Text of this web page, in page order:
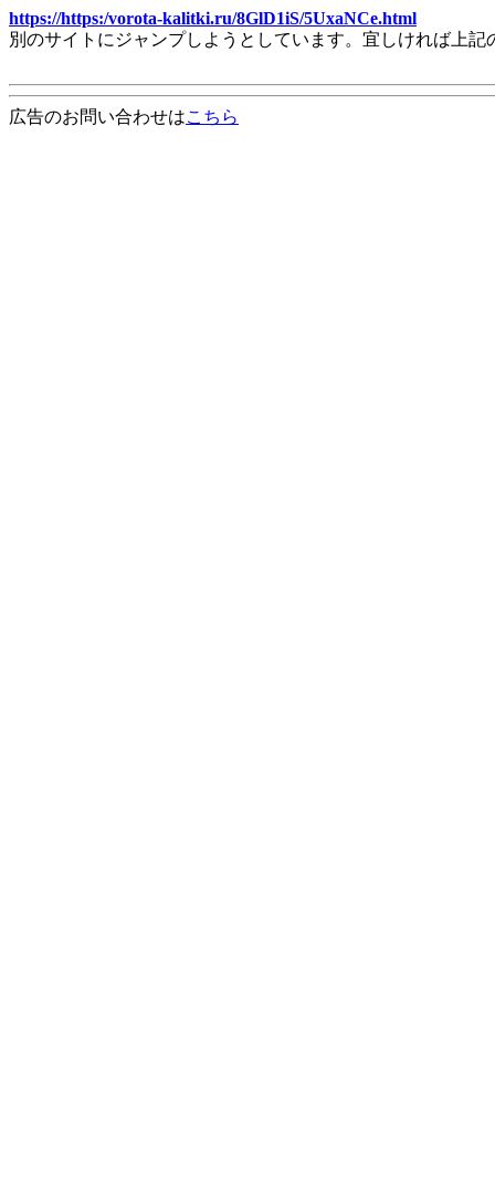
https://https:/vorota-kalitki.ru/8GlD1iS/5UxaNCe.html
別のサイトにジャンプしようとしています。宜しければ上
広告のお問い合わせはこちら